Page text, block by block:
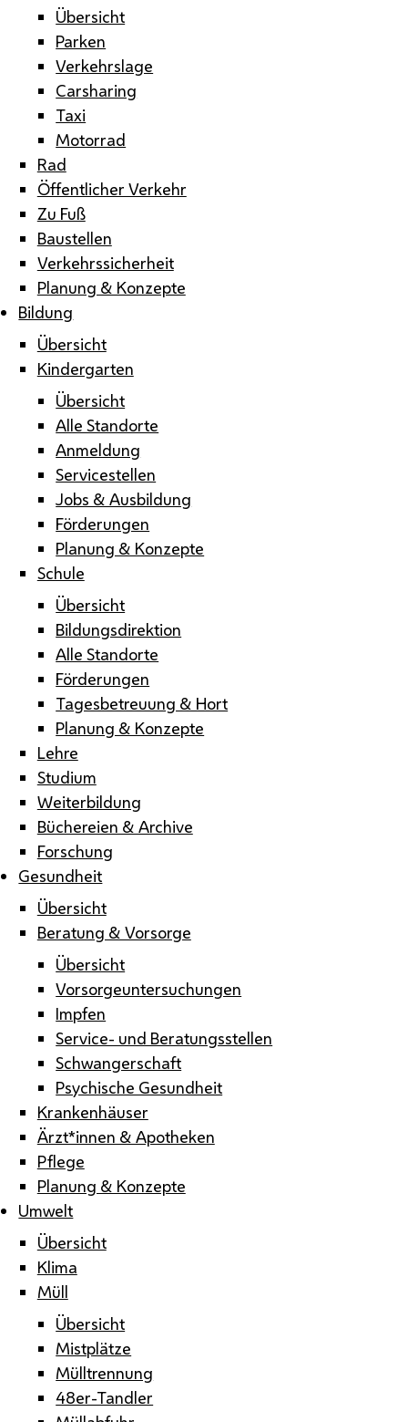
Übersicht
Parken
Verkehrslage
Carsharing
Taxi
Motorrad
Rad
Öffentlicher Verkehr
Zu Fuß
Baustellen
Verkehrssicherheit
Planung & Konzepte
Bildung
Übersicht
Kindergarten
Übersicht
Alle Standorte
Anmeldung
Servicestellen
Jobs & Ausbildung
Förderungen
Planung & Konzepte
Schule
Übersicht
Bildungsdirektion
Alle Standorte
Förderungen
Tagesbetreuung & Hort
Planung & Konzepte
Lehre
Studium
Weiterbildung
Büchereien & Archive
Forschung
Gesundheit
Übersicht
Beratung & Vorsorge
Übersicht
Vorsorgeuntersuchungen
Impfen
Service- und Beratungsstellen
Schwangerschaft
Psychische Gesundheit
Krankenhäuser
Ärzt*innen & Apotheken
Pflege
Planung & Konzepte
Umwelt
Übersicht
Klima
Müll
Übersicht
Mistplätze
Mülltrennung
48er-Tandler